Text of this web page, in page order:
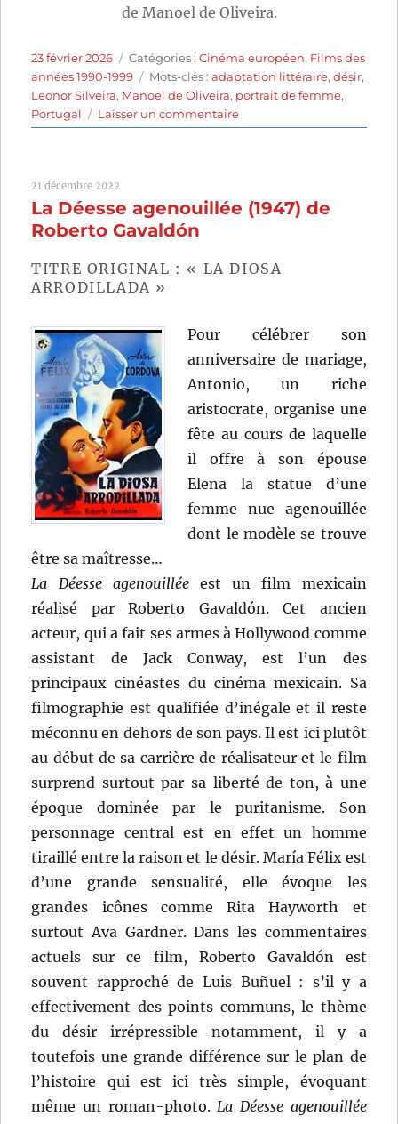
de Manoel de Oliveira.
Publié
le
23 février 2026 Catégories
Catégories :Cinéma européen, Films des
années 1990-1999
Étiquettes
Mots-clés :adaptation littéraire,désir,
Leonor Silveira, Manoel de Oliveira, portrait de femme,
Portugal
Laisser un commentairesur
Val
Manoel
21 décembre 2022
La Déesse agenouillée (1947) de
Roberto Gavaldón
TITRE ORIGINAL : « LA DIOSA
ARRODILLADA »
Pour célébrer son
anniversaire de mariage,
Antonio, un riche
aristocrate, organise une
fête au cours de laquelle
il offre à son épouse
Elena la statue d’une
femme nue agenouillée
dont le modèle se trouve
être sa maîtresse…
La Déesse agenouilléeest un film mexicain
réalisé par Roberto Gavaldón. Cet ancien
acteur, qui a fait ses armes à Hollywood comme
assistant de Jack Conway, est l’un des
principaux cinéastes du cinéma mexicain. Sa
filmographie est qualifiée d’inégale et il reste
méconnu en dehors de son pays. Il est ici plutôt
au début de sa carrière de réalisateur et le film
surprend surtout par sa liberté de ton, à une
époque dominée par le puritanisme. Son
personnage central est en effet un homme
tiraillé entre la raison et le désir. María Félix est
d’une grande sensualité, elle évoque les
grandes icônes comme Rita Hayworth et
surtout Ava Gardner. Dans les commentaires
actuels sur ce film, Roberto Gavaldón est
souvent rapproché de Luis Buñuel : s’il y a
effectivement des points communs, le thème
du désir irrépressible notamment, il y a
toutefois une grande différence sur le plan de
l’histoire qui est ici très simple, évoquant
même un roman-photo.La Déesse agenouillée